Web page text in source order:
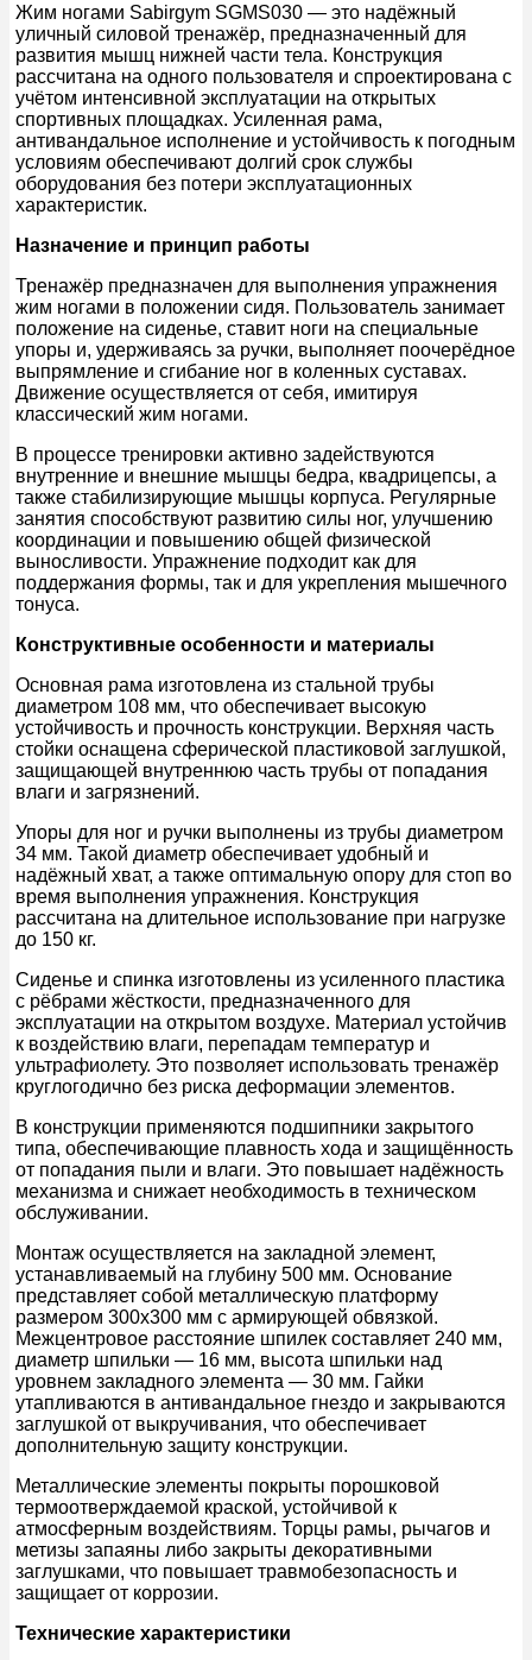
Жим ногами Sabirgym SGMS030 — это надёжный
уличный силовой тренажёр, предназначенный для
развития мышц нижней части тела. Конструкция
рассчитана на одного пользователя и спроектирована с
учётом интенсивной эксплуатации на открытых
спортивных площадках. Усиленная рама,
антивандальное исполнение и устойчивость к погодным
условиям обеспечивают долгий срок службы
оборудования без потери эксплуатационных
характеристик.
Назначение и принцип работы
Тренажёр предназначен для выполнения упражнения
жим ногами в положении сидя. Пользователь занимает
положение на сиденье, ставит ноги на специальные
упоры и, удерживаясь за ручки, выполняет поочерёдное
выпрямление и сгибание ног в коленных суставах.
Движение осуществляется от себя, имитируя
классический жим ногами.
В процессе тренировки активно задействуются
внутренние и внешние мышцы бедра, квадрицепсы, а
также стабилизирующие мышцы корпуса. Регулярные
занятия способствуют развитию силы ног, улучшению
координации и повышению общей физической
выносливости. Упражнение подходит как для
поддержания формы, так и для укрепления мышечного
тонуса.
Конструктивные особенности и материалы
Основная рама изготовлена из стальной трубы
диаметром 108 мм, что обеспечивает высокую
устойчивость и прочность конструкции. Верхняя часть
стойки оснащена сферической пластиковой заглушкой,
защищающей внутреннюю часть трубы от попадания
влаги и загрязнений.
Упоры для ног и ручки выполнены из трубы диаметром
34 мм. Такой диаметр обеспечивает удобный и
надёжный хват, а также оптимальную опору для стоп во
время выполнения упражнения. Конструкция
рассчитана на длительное использование при нагрузке
до 150 кг.
Сиденье и спинка изготовлены из усиленного пластика
с рёбрами жёсткости, предназначенного для
эксплуатации на открытом воздухе. Материал устойчив
к воздействию влаги, перепадам температур и
ультрафиолету. Это позволяет использовать тренажёр
круглогодично без риска деформации элементов.
В конструкции применяются подшипники закрытого
типа, обеспечивающие плавность хода и защищённость
от попадания пыли и влаги. Это повышает надёжность
механизма и снижает необходимость в техническом
обслуживании.
Монтаж осуществляется на закладной элемент,
устанавливаемый на глубину 500 мм. Основание
представляет собой металлическую платформу
размером 300х300 мм с армирующей обвязкой.
Межцентровое расстояние шпилек составляет 240 мм,
диаметр шпильки — 16 мм, высота шпильки над
уровнем закладного элемента — 30 мм. Гайки
утапливаются в антивандальное гнездо и закрываются
заглушкой от выкручивания, что обеспечивает
дополнительную защиту конструкции.
Металлические элементы покрыты порошковой
термоотверждаемой краской, устойчивой к
атмосферным воздействиям. Торцы рамы, рычагов и
метизы запаяны либо закрыты декоративными
заглушками, что повышает травмобезопасность и
защищает от коррозии.
Технические характеристики